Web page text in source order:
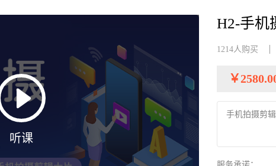
听课
H2-手机
1214人购买
￥
手机拍摄剪